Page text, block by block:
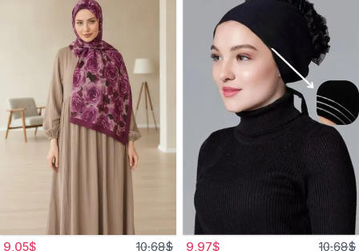
9,05$ 10,68$ 9,97$ 10,68$